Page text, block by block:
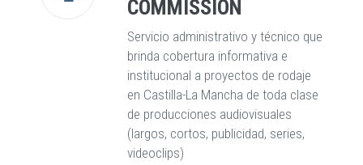
COMMISSION
Servicio administrativo y técnico que
brinda cobertura informativa e
institucional a proyectos de rodaje
en Castilla-La Mancha de toda clase
de producciones audiovisuales
(largos, cortos, publicidad, series,
videoclips)